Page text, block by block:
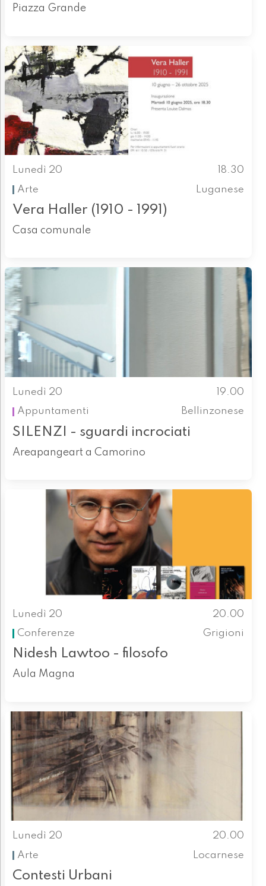
Piazza Grande
Lunedì 20
18.30
Arte
Luganese
Vera Haller (1910 - 1991)
Casa comunale
Lunedì 20
19.00
Appuntamenti
Bellinzonese
SILENZI - sguardi incrociati
Areapangeart a Camorino
Lunedì 20
20.00
Conferenze
Grigioni
Nidesh Lawtoo - filosofo
Aula Magna
Lunedì 20
20.00
Arte
Locarnese
Contesti Urbani